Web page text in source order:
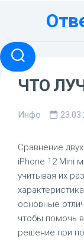
ЧТО
Инфо
Сравнение
iPhone 12 Mini
учитывая их
основные
чтобы помочь
решение при